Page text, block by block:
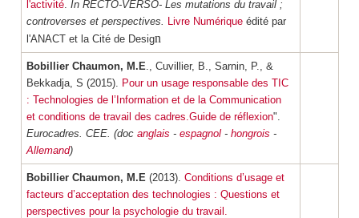
l'activité In RECTO-VERSO- Les mutations du travail ;
controverses et perspectives. Livre Numérique édité par
l'ANACT et la Cité de Design
Bobillier Chaumon, M.E ., Cuvillier, B., Sarnin, P., &
Bekkadja, S (2015). Pour un usage responsable des TIC
: Technologies de l’Information et de la Communication
et conditions de travail des cadres.Guide de réflexion".
Eurocadres. CEE. (doc anglais - espagnol - hongrois -
Allemand)
Bobillier Chaumon, M.E (2013). Conditions d’usage et
facteurs d’acceptation des technologies : Questions et
perspectives pour la psychologie du travail.